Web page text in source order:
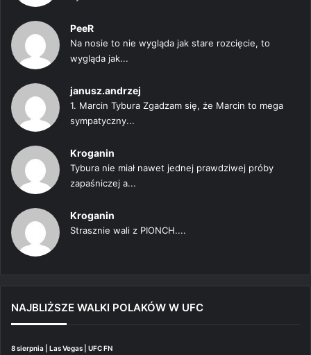
PeeR
Na nosie to nie wygląda jak stare rozcięcie, to
wygląda jak...
janusz.andrzej
1. Marcin Tybura Zgadzam się, że Marcin to mega
sympatyczny...
Kroganin
Tybura nie miał nawet jednej prawdziwej próby
zapaśniczej a...
Kroganin
Strasznie wali z PIONCH....
NAJBLIŻSZE WALKI POLAKÓW W UFC
8 sierpnia | Las Vegas | UFC FN